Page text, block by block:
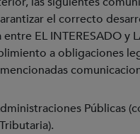
el correcto
EL INTERESADO y
a obligaciones
Públicas